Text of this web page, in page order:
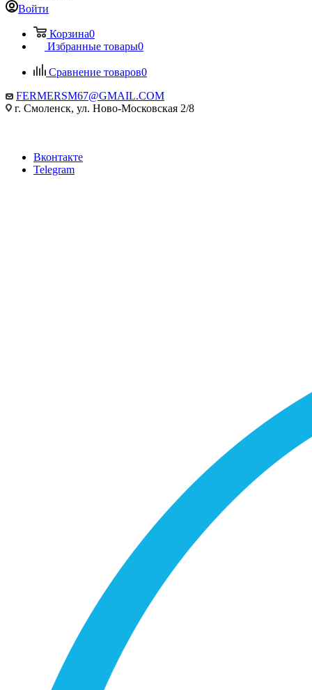
Войти
Корзина0
Избранные товары0
Сравнение товаров0
FERMERSM67@GMAIL.COM
г. Смоленск, ул. Ново-Московская 2/8
Вконтакте
Telegram